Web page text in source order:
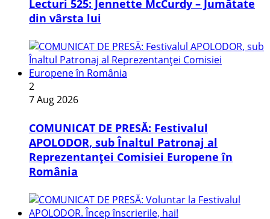
Lecturi 525: Jennette McCurdy – Jumătate
din vârsta lui
2
7 Aug 2026
COMUNICAT DE PRESĂ: Festivalul
APOLODOR, sub Înaltul Patronaj al
Reprezentanței Comisiei Europene în
România